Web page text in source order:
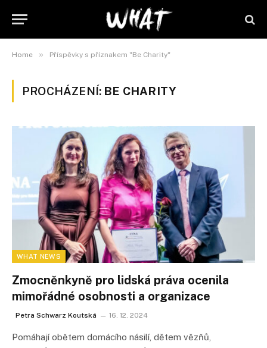
Home » Příspěvky s příznakem "Be Charity"
PROCHÁZENÍ: BE CHARITY
WHAT NEWS
Zmocněnkyně pro lidská práva ocenila
mimořádné osobnosti a organizace
Petra Schwarz Koutská 16. 12. 2024
Pomáhají obětem domácího násilí, dětem vězňů,